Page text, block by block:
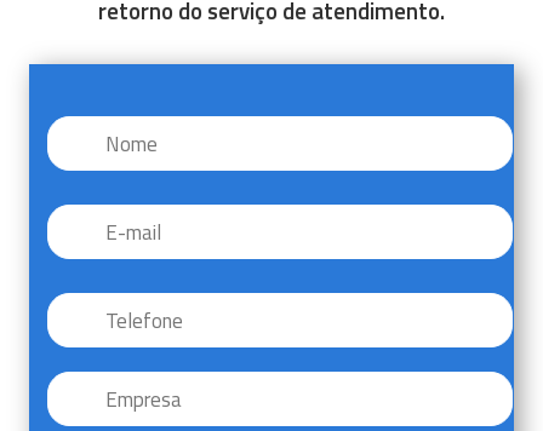
retorno do serviço de atendimento.
Nome *
E-
mail
Telefone *
Empresa